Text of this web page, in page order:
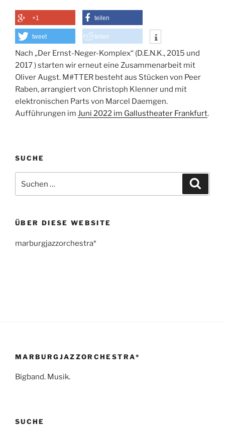
+1 teilen
tweet teilen
Nach „Der Ernst-Neger-Komplex“ (D.E.N.K., 2015 und
2017 ) starten wir erneut eine Zusammenarbeit mit
Oliver Augst. M#TTER besteht aus Stücken von Peer
Raben, arrangiert von Christoph Klenner und mit
elektronischen Parts von Marcel Daemgen.
Aufführungen im Juni 2022 im Gallustheater Frankfurt.
SUCHE
nach:
ÜBER DIESE WEBSITE
marburgjazzorchestra*
MARBURGJAZZORCHESTRA*
Bigband. Musik.
SUCHE